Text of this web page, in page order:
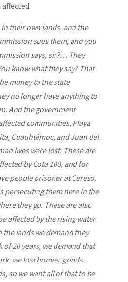
their own lands, and the
sues them, and you
says, sir?… They
know what they say? That
money to the state
no longer have anything to
And the government
communities, Playa
Cuauhtémoc, and Juan del
lives were lost. These are
by Cota 100, and for
people prisoner at Cereso,
persecuting them here in the
they go. These are also
affected by the rising water
the lands we demand they
of 20 years, we demand that
we lost homes, goods
so we want all of that to be